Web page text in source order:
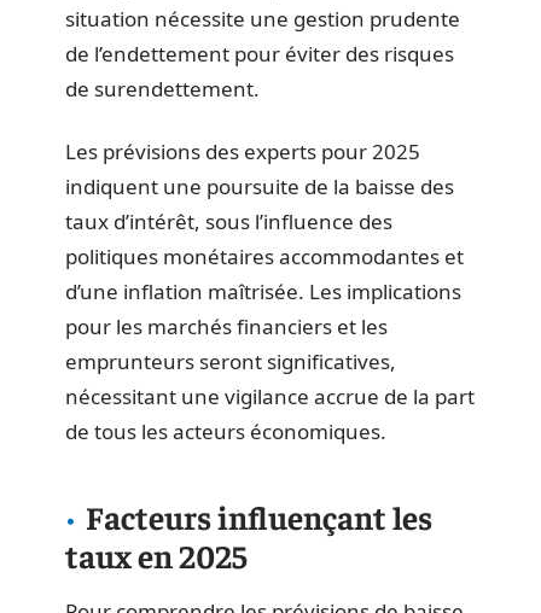
situation nécessite une gestion prudente
de l’endettement pour éviter des risques
de surendettement.
Les prévisions des experts pour 2025
indiquent une poursuite de la baisse des
taux d’intérêt, sous l’influence des
politiques monétaires accommodantes et
d’une inflation maîtrisée. Les implications
pour les marchés financiers et les
emprunteurs seront significatives,
nécessitant une vigilance accrue de la part
de tous les acteurs économiques.
Facteurs influençant les
taux en 2025